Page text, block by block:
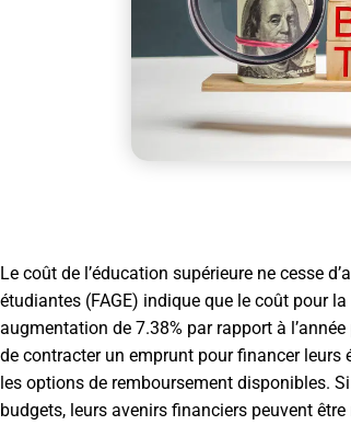
Le coût de l’éducation supérieure ne cesse
étudiantes (FAGE) indique que le coût pour
augmentation de 7.38% par rapport à
de contracter un emprunt pour financer
les options de remboursement disponibles.
budgets, leurs avenirs financiers peuvent